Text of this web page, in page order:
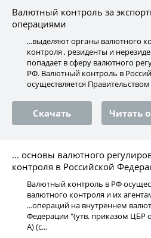
Валютный контроль за
операциями
...выделяют органы валютного
контроля , резиденты и
попадает в сферу валютного
РФ. Валютный контроль в
осуществляется
Скачать Читать
... основы валютного
контроля в Российской
Валютный контроль в РФ
валютного контроля и их
...операций на внутреннем
Федерации "(утв. приказом ЦБР
А) (с...